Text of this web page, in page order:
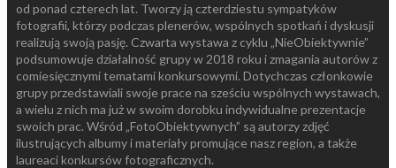
od ponad czterech lat. Tworzy ją czterdziestu sympatyków
fotografii, którzy podczas plenerów, wspólnych spotkań i dyskusji
realizują swoją pasję. Czwarta wystawa z cyklu „NieObiektywnie”
podsumowuje działalność grupy w 2018 roku i zmagania autorów z
comiesięcznymi tematami konkursowymi. Dotychczas członkowie
grupy przedstawiali swoje prace na sześciu wspólnych wystawach,
a wielu z nich ma już w swoim dorobku indywidualne prezentacje
swoich prac. Wśród „FotoObiektywnych” są autorzy zdjęć
ilustrujących albumy i materiały promujące nasz region, a także
laureaci konkursów fotograficznych.